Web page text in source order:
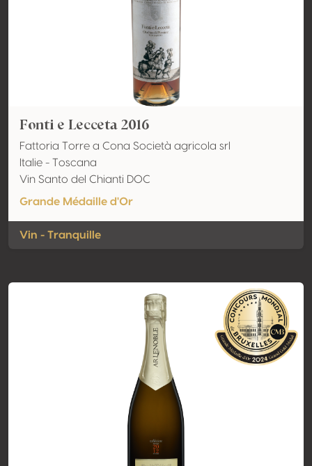
Fonti e Lecceta 2016
Fattoria Torre a Cona Società agricola srl
Italie - Toscana
Vin Santo del Chianti DOC
Grande Médaille d'Or
Vin - Tranquille